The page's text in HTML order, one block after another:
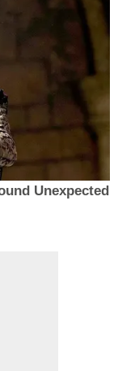
Unexpected